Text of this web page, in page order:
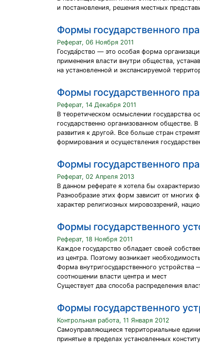
и постановления, решения местных
Формы государственного
Реферат, 06 Ноября 2011
Госуда́рство — это особая форма
применения власти внутри общества,
на установленной и экспансируемой
Формы государственного
Реферат, 14 Декабря 2011
В теоретическом осмыслении государства
государственно организованном обществе.
развития к другой. Все больше стран
формирования и осуществления
Формы государственного
Реферат, 02 Апреля 2013
В данном реферате я хотела бы
Разнообразие этих форм зависит от многих
характер религиозных мировоззрений,
Формы государственного
Реферат, 18 Ноября 2011
Каждое государство обладает своей
из центра. Поэтому возникает
Форма внутригосударственного устройства
соотношении власти центра и мест
Существует два способа распределения
Формы государственного
Контрольная работа, 11 Января 2012
Самоуправляющиеся территориальные
принятые в пределах установленных